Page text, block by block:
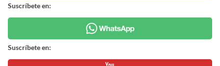
Suscríbete en:
Suscríbete en: